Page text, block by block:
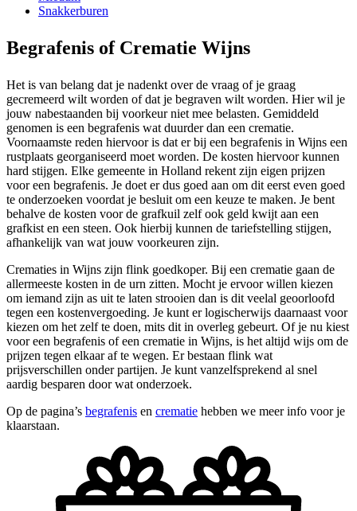
Snakkerburen
Begrafenis of Crematie Wijns
Het is van belang dat je nadenkt over de vraag of je graag
gecremeerd wilt worden of dat je begraven wilt worden. Hier wil je
jouw nabestaanden bij voorkeur niet mee belasten. Gemiddeld
genomen is een begrafenis wat duurder dan een crematie.
Voornaamste reden hiervoor is dat er bij een begrafenis in Wijns een
rustplaats georganiseerd moet worden. De kosten hiervoor kunnen
hard stijgen. Elke gemeente in Holland rekent zijn eigen prijzen
voor een begrafenis. Je doet er dus goed aan om dit eerst even goed
te onderzoeken voordat je besluit om een keuze te maken. Je bent
behalve de kosten voor de grafkuil zelf ook geld kwijt aan een
grafkist en een steen. Ook hierbij kunnen de tariefstelling stijgen,
afhankelijk van wat jouw voorkeuren zijn.
Crematies in Wijns zijn flink goedkoper. Bij een crematie gaan de
allermeeste kosten in de urn zitten. Mocht je ervoor willen kiezen
om iemand zijn as uit te laten strooien dan is dit veelal geoorloofd
tegen een kostenvergoeding. Je kunt er logischerwijs daarnaast voor
kiezen om het zelf te doen, mits dit in overleg gebeurt. Of je nu kiest
voor een begrafenis of een crematie in Wijns, is het altijd wijs om de
prijzen tegen elkaar af te wegen. Er bestaan flink wat
prijsverschillen onder partijen. Je kunt vanzelfsprekend al snel
aardig besparen door wat onderzoek.
Op de pagina’s begrafenis en crematie hebben we meer info voor je
klaarstaan.